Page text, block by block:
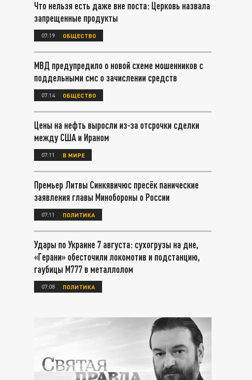
Что нельзя есть даже вне поста: Церковь назвала
запрещенные продукты
07:19 ОБЩЕСТВО
МВД предупредило о новой схеме мошенников с
поддельными смс о зачислении средств
07:14 ОБЩЕСТВО
Цены на нефть выросли из-за отсрочки сделки
между США и Ираном
07:11 В МИРЕ
Премьер Литвы Синкявичюс пресёк панические
заявления главы Минобороны о России
07:11 ПОЛИТИКА
Удары по Украине 7 августа: сухогрузы на дне,
«Герани» обесточили локомотив и подстанцию,
гаубицы М777 в металлолом
07:08 ПОЛИТИКА